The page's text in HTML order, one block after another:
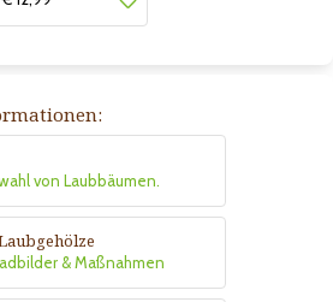
von Laubbäumen.
& Maßnahmen